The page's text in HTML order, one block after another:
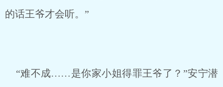
的话王爷才会听。”
“难不成……是你家小姐得罪王爷了？”安宁潜